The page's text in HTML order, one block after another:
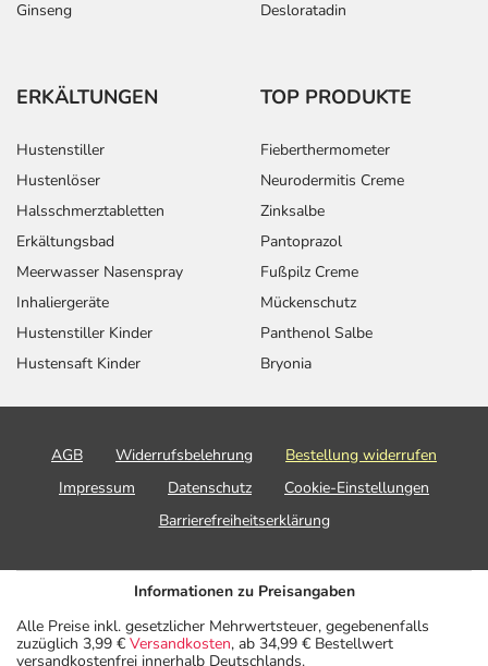
Ginseng
Desloratadin
ERKÄLTUNGEN
Hustenstiller
Hustenlöser
Halsschmerztabletten
Erkältungsbad
Meerwasser Nasenspray
Inhaliergeräte
Hustenstiller Kinder
Hustensaft Kinder
TOP PRODUKTE
Fieberthermometer
Neurodermitis Creme
Zinksalbe
Pantoprazol
Fußpilz Creme
Mückenschutz
Panthenol Salbe
Bryonia
AGB Widerrufsbelehrung
Bestellung widerrufen
Impressum
Datenschutz
Cookie-Einstellungen
Barrierefreiheitserklärung
Informationen zu Preisangaben
Alle Preise inkl. gesetzlicher Mehrwertsteuer, gegebenenfalls
zuzüglich 3,99 € Versandkosten, ab 34,99 € Bestellwert
versandkostenfrei innerhalb Deutschlands.